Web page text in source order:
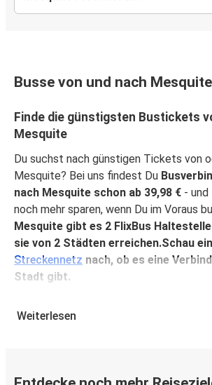
Busse von und nach Mesquite
Finde die günstigsten Bustickets
Mesquite
Du suchst nach günstigen Tickets von
Mesquite? Bei uns findest Du
nach Mesquite schon ab 39,98 € - und
noch mehr sparen, wenn Du im Voraus
Mesquite gibt es 2 FlixBus
sie von 2 Städten erreichen.Schau
Streckennetz nach, ob es eine
Stadt gibt.
reisen?
bieten. Genieße eine bequeme Reise von
Weiterlesen